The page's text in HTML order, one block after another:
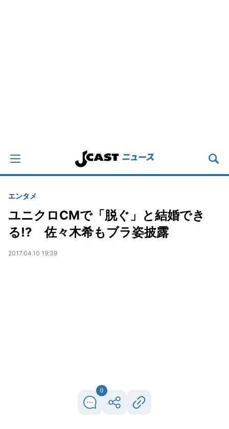
エンタメ
ユニクロCMで「脱ぐ」と結婚でき
る!? 佐々木希もブラ姿披露
2017.04.10 19:39
0